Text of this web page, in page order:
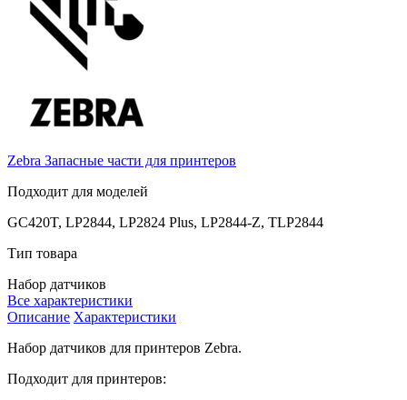
Zebra Запасные части для принтеров
Подходит для моделей
GC420T, LP2844, LP2824 Plus, LP2844-Z, TLP2844
Тип товара
Набор датчиков
Все характеристики
Описание Характеристики
Набор датчиков для принтеров Zebra.
Подходит для принтеров: